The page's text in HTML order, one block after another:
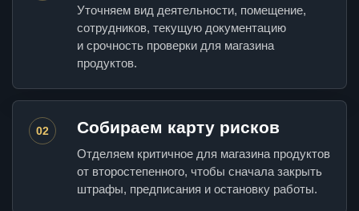
Уточняем вид деятельности, помещение,
сотрудников, текущую документацию
и срочность проверки для магазина
продуктов.
02 Собираем карту рисков
Отделяем критичное для магазина продуктов
от второстепенного, чтобы сначала закрыть
штрафы, предписания и остановку работы.